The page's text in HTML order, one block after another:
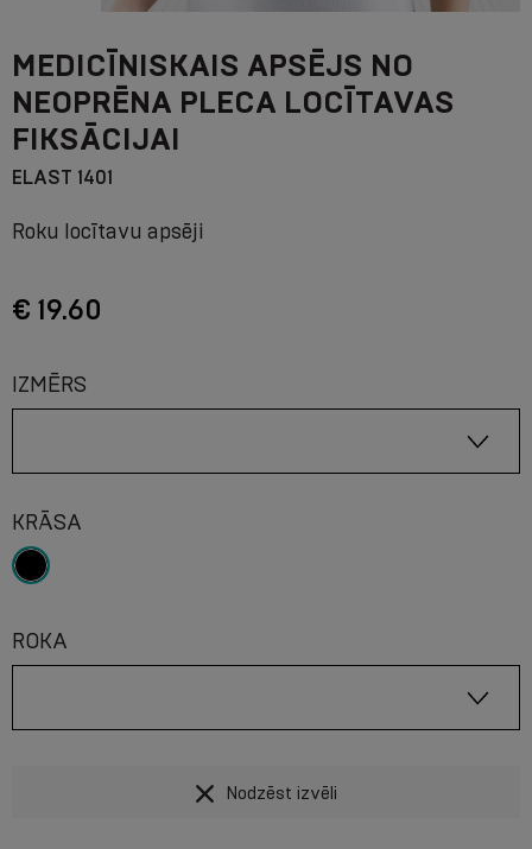
MEDICĪNISKAIS APSĒJS NO
NEOPRĒNA PLECA LOCĪTAVAS
FIKSĀCIJAI
ELAST 1401
Roku locītavu apsēji
€ 19.60
IZMĒRS
KRĀSA
ROKA
Nodzēst izvēli